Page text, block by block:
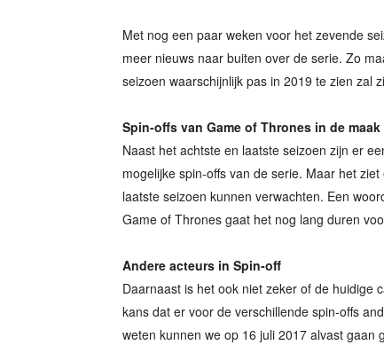
Met nog een paar weken voor het zevende
meer nieuws naar buiten over de serie. Zo
seizoen waarschijnlijk pas in 2019 te zien zal
Spin-offs van Game of Thrones in de maak
Naast het achtste en laatste seizoen zijn er
mogelijke spin-offs van de serie. Maar het
laatste seizoen kunnen verwachten. Een
Game of Thrones gaat het nog lang duren
Andere acteurs in Spin-off
Daarnaast is het ook niet zeker of de huidige
kans dat er voor de verschillende spin-offs
weten kunnen we op 16 juli 2017 alvast